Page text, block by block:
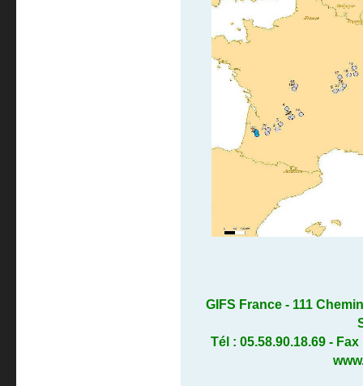
GIFS France - 111
Tél : 05.58.90.18.69 -